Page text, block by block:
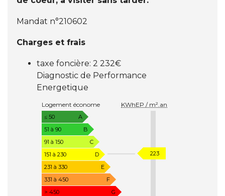
Mandat n°210602
Charges et frais
taxe foncière: 2 232€
Diagnostic de Performance
Energetique
N
O
S
C
Logement économe KWhEP / m².an
≤ 50
A
51 à 90
B
91 à 150
C
151 à 230
D
231 à 330
E
331 à 450
F
> 450
G
223K